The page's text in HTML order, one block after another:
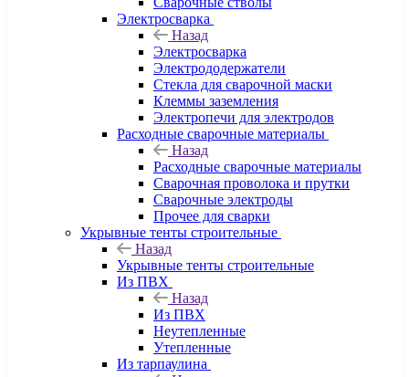
Электросварка
Назад
Электросварка
Электрододержатели
Стекла для сварочной маски
Клеммы заземления
Электропечи для электродов
Расходные сварочные материалы
Назад
Расходные сварочные материалы
Сварочная проволока и прутки
Сварочные электроды
Прочее для сварки
Укрывные тенты строительные
Назад
Укрывные тенты строительные
Из ПВХ
Назад
Из ПВХ
Неутепленные
Утепленные
Из тарпаулина